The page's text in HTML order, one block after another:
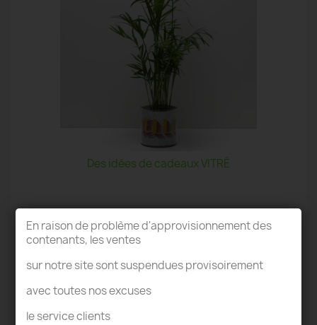
Des idées de cadeaux VITRÉ
En raison de problème d'approvisionnement des
contenants, les ventes
sur notre site sont suspendues provisoirement
avec toutes nos excuses
le service clients